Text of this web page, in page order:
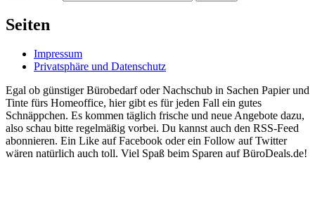
Seiten
Impressum
Privatsphäre und Datenschutz
Egal ob günstiger Bürobedarf oder Nachschub in Sachen Papier und
Tinte fürs Homeoffice, hier gibt es für jeden Fall ein gutes
Schnäppchen. Es kommen täglich frische und neue Angebote dazu,
also schau bitte regelmäßig vorbei. Du kannst auch den RSS-Feed
abonnieren. Ein Like auf Facebook oder ein Follow auf Twitter
wären natürlich auch toll. Viel Spaß beim Sparen auf BüroDeals.de!